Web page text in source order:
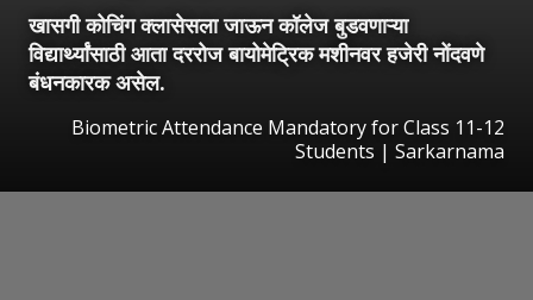
खासगी कोचिंग क्लासेसला जाऊन कॉलेज बुडवणाऱ्या
विद्यार्थ्यांसाठी आता दररोज बायोमेट्रिक मशीनवर हजेरी नोंदवणे
बंधनकारक असेल.
Biometric Attendance Mandatory for Class 11-12
Students | Sarkarnama